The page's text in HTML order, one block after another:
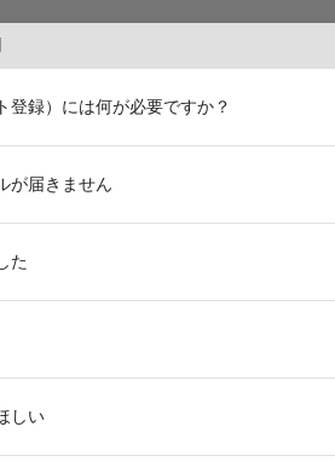
登録）には何が必要ですか？
が届きません
た
しい